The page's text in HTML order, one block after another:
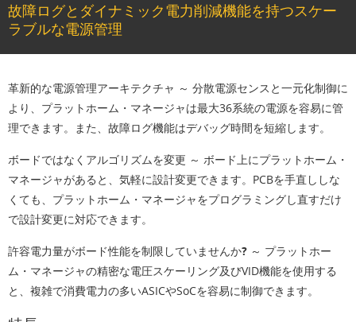
故障ログとダイナミック電力削減機能を持つスケー
ラブルな電源管理
革新的な電源管理アーキテクチャ ～ 分散電源センスと一元化制御に
より、プラットホーム・マネージャは最大36系統の電源を容易に管
理できます。また、故障ログ機能はデバッグ時間を短縮します。
ボードではなくアルゴリズムを変更 ～ ボード上にプラットホーム・
マネージャがあると、気軽に設計変更できます。PCBを手直ししな
くても、プラットホーム・マネージャをプログラミングし直すだけ
で設計変更に対応できます。
許容電力量がボード性能を制限していませんか? ～ プラットホー
ム・マネージャの精密な電圧スケーリング及びVID機能を使用する
と、複雑で消費電力の多いASICやSoCを容易に制御できます。